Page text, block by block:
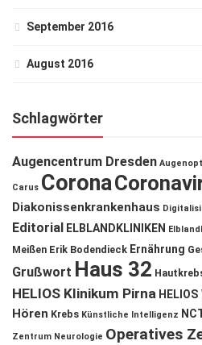
September 2016
August 2016
Schlagwörter
Augencentrum Dresden
Carus Corona
Diakonissenkrankenhaus
Editorial ELBLANDKLINIKEN
Meißen Erik Bodendieck Ernährung
Grußwort Haus 32
HELIOS Klinikum Pirna
Hören Krebs Künstliche Intelligenz
Zentrum Neurologie Operatives